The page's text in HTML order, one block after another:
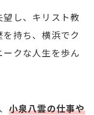
し、キリスト教
持ち、横浜でク
ークな人生を歩ん
小泉八雲の仕事や